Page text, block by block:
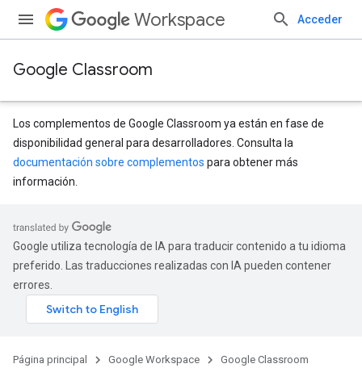
Workspace Acceder
Google Classroom
Los complementos de Google Classroom ya están en fase de
disponibilidad general para desarrolladores. Consulta la
documentación sobre complementos para obtener más
información.
Google utiliza tecnología de IA para traducir contenido a tu idioma
preferido. Las traducciones realizadas con IA pueden contener
errores.
Página principal Google Workspace
Google Classroom